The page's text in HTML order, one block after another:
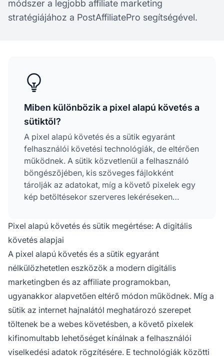
módszer a legjobb affiliate marketing
stratégiájához a PostAffiliatePro segítségével.
Miben különbözik a pixel alapú követés a
sütiktől?
A pixel alapú követés és a sütik egyaránt
felhasználói követési technológiák, de eltérően
működnek. A sütik közvetlenül a felhasználó
böngészőjében, kis szöveges fájlokként
tárolják az adatokat, míg a követő pixelek egy
kép betöltésekor szerveres lekéréseken
gyakran használják, amikor a JavaScript vagy
a sütik nem elérhetők vagy nem kívánatosak,
és szerveroldalon működnek anélkül, hogy
adatot tárolnának a felhasználó eszközén.
Pixel alapú követés és sütik megértése: A digitális
követés alapjai
A pixel alapú követés és a sütik egyaránt
nélkülözhetetlen eszközök a modern digitális
marketingben és az affiliate programokban,
ugyanakkor alapvetően eltérő módon működnek. Míg a
sütik az internet hajnalától meghatározó szerepet
töltenek be a webes követésben, a követő pixelek
kifinomultabb lehetőséget kínálnak a felhasználói
viselkedési adatok rögzítésére. E technológiák közötti